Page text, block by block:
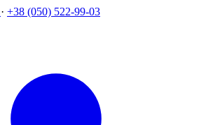
· +38 (050) 522-99-03